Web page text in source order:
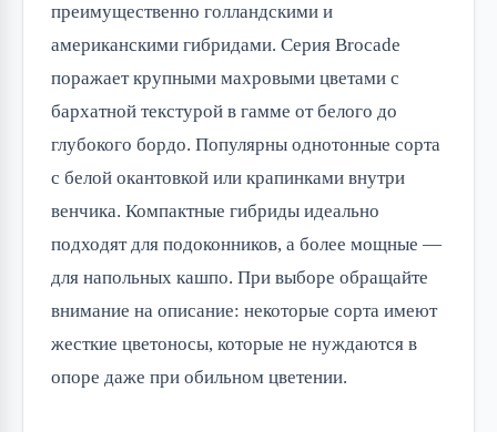
преимущественно голландскими и
американскими гибридами. Серия Brocade
поражает крупными махровыми цветами с
бархатной текстурой в гамме от белого до
глубокого бордо. Популярны однотонные сорта
с белой окантовкой или крапинками внутри
венчика. Компактные гибриды идеально
подходят для подоконников, а более мощные —
для напольных кашпо. При выборе обращайте
внимание на описание: некоторые сорта имеют
жесткие цветоносы, которые не нуждаются в
опоре даже при обильном цветении.